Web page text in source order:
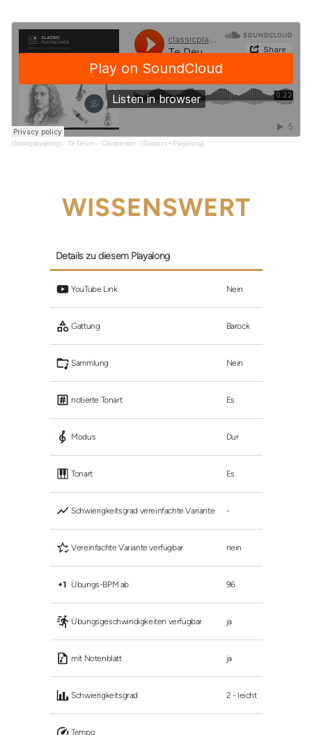
classicplayalongs·Te Deum – Charpentier - (Snippet • Playalong)
WISSENSWERT
Details zu diesem Playalong
YouTube Link Nein
Gattung Barock
Sammlung Nein
notierte Tonart Es
Modus Dur
Tonart Es
Schwierigkeitsgrad vereinfachte Variante -
Vereinfachte Variante verfügbar nein
Übungs-BPM ab 96
Übungsgeschwindigkeiten verfügbar ja
mit Notenblatt ja
Schwierigkeitsgrad 2 - leicht
Tempo